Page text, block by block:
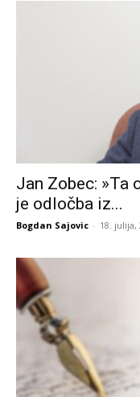
Jan Zobec: »Ta
je odločba iz...
Bogdan Sajovic - 18. julija,